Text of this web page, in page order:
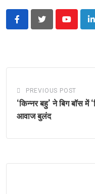
Youtube
PREVIOUS POST
‘किन्नर बहु’ ने बिग बॉस
आवाज बुलंद